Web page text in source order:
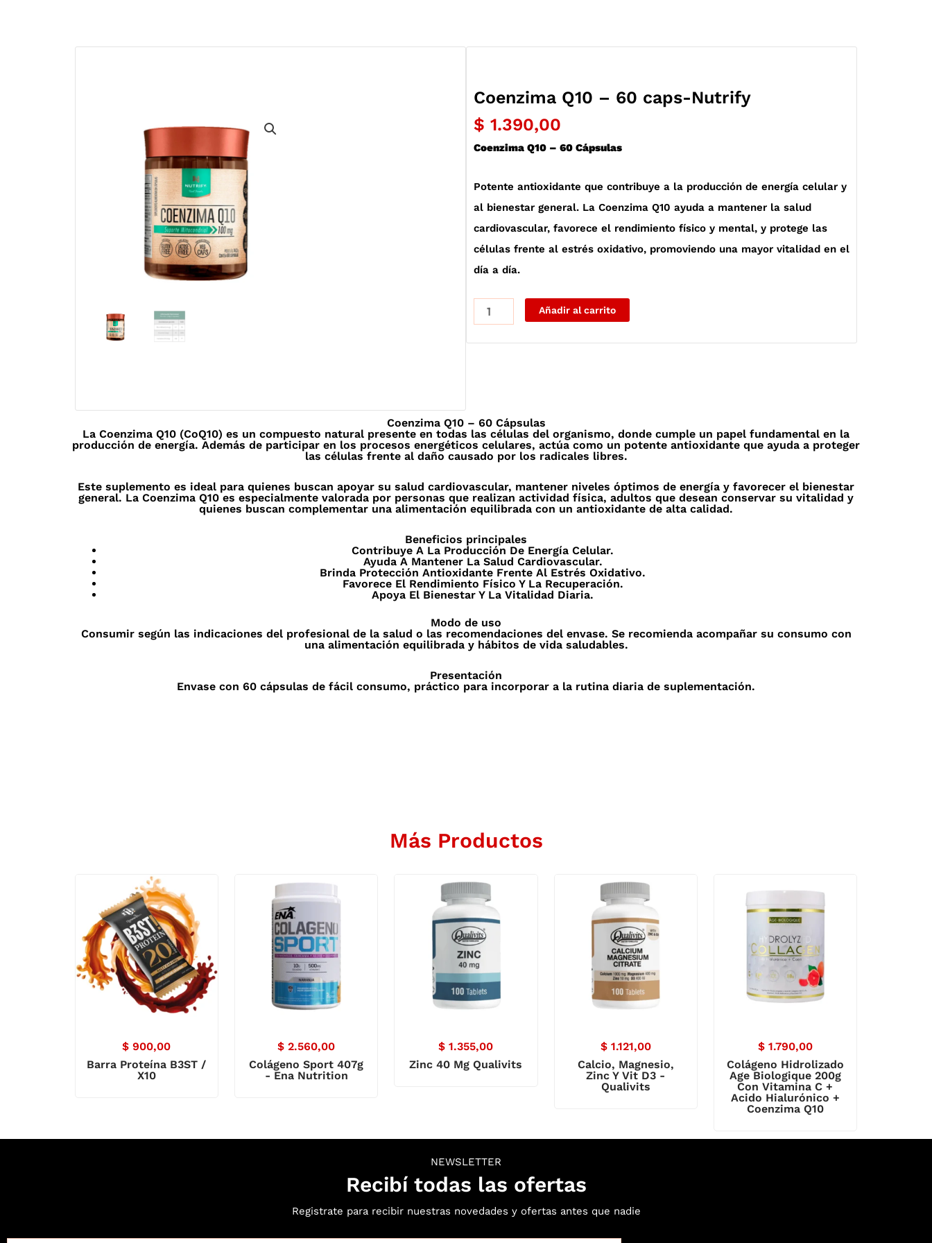
Coenzima Q10 – 60 caps-Nutrify
$ 1.390,00
Coenzima Q10 – 60 Cápsulas
Potente antioxidante que contribuye a la producción de energía celular y
al bienestar general. La Coenzima Q10 ayuda a mantener la salud
cardiovascular, favorece el rendimiento físico y mental, y protege las
células frente al estrés oxidativo, promoviendo una mayor vitalidad en el
día a día.
Coenzima
Q10
–
cantidad
Añadir al carrito
Coenzima Q10 – 60 Cápsulas
La Coenzima Q10 (CoQ10) es un compuesto natural presente en todas las células del organismo, donde cumple un papel fundamental en la
producción de energía. Además de participar en los procesos energéticos celulares, actúa como un potente antioxidante que ayuda a proteger
las células frente al daño causado por los radicales libres.
Este suplemento es ideal para quienes buscan apoyar su salud cardiovascular, mantener niveles óptimos de energía y favorecer el bienestar
general. La Coenzima Q10 es especialmente valorada por personas que realizan actividad física, adultos que desean conservar su vitalidad y
quienes buscan complementar una alimentación equilibrada con un antioxidante de alta calidad.
Beneficios principales
Contribuye A La Producción De Energía Celular.
Ayuda A Mantener La Salud Cardiovascular.
Brinda Protección Antioxidante Frente Al Estrés Oxidativo.
Favorece El Rendimiento Físico Y La Recuperación.
Apoya El Bienestar Y La Vitalidad Diaria.
Modo de uso
Consumir según las indicaciones del profesional de la salud o las recomendaciones del envase. Se recomienda acompañar su consumo con
una alimentación equilibrada y hábitos de vida saludables.
Presentación
Envase con 60 cápsulas de fácil consumo, práctico para incorporar a la rutina diaria de suplementación.
Más Productos
$ 900,00
Barra Proteína B3ST /
X10
$ 2.560,00
Colágeno Sport 407g
- Ena Nutrition
$ 1.355,00
Zinc 40 Mg Qualivits
$1.121,00
Calcio, Magnesio,
Zinc Y Vit D3 -
Qualivits
$1.790,00
Colágeno Hidrolizado
Age Biologique 200g
Con Vitamina C +
Acido Hialurónico +
Coenzima Q10
NEWSLETTER
Recibí todas las ofertas
Registrate para recibir nuestras novedades y ofertas antes que nadie